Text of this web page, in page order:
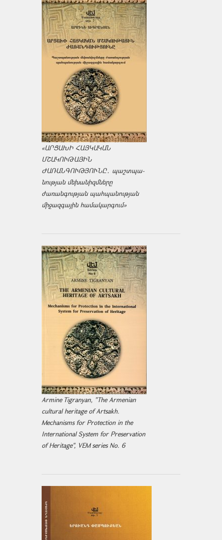
«ԱՐՑԱԽԻ ՀԱՅԿԱԿԱՆ
ՄՇԱԿՈՒԹԱՅԻՆ
ԺԱՌԱՆԳՈՒԹՅՈՒՆԸ․ պաշտպա­
նության մեխանիզմները
ժառանգության պահպանության
միջազ­գային համակարգում»
Armine Tigranyan, "The Armenian
cultural heritage of Artsakh.
Mechanisms for Protection in the
International System for Preservation
of Heritage", VEM series No. 6